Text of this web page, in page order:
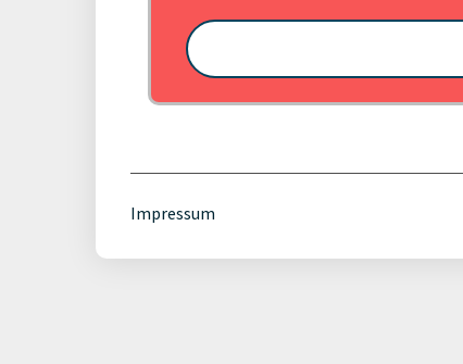
Impressum